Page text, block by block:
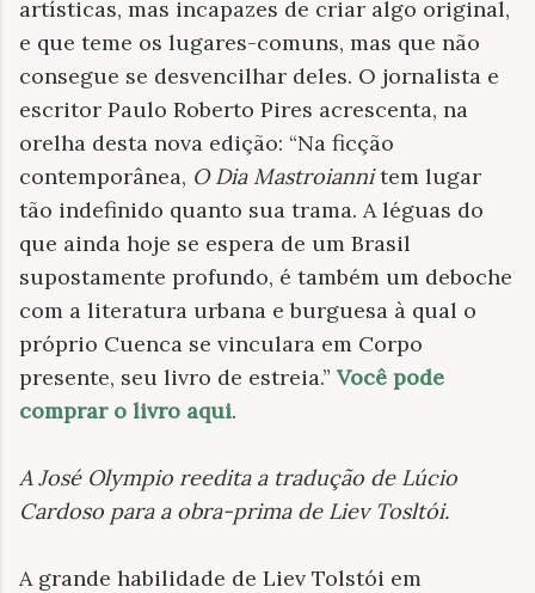
artísticas, mas incapazes de criar algo original,
e que teme os lugares-comuns, mas que não
consegue se desvencilhar deles. O jornalista e
escritor Paulo Roberto Pires acrescenta, na
orelha desta nova edição: “Na ficção
contemporânea, O Dia Mastroiannitem lugar
tão indefinido quanto sua trama. A léguas do
que ainda hoje se espera de um Brasil
supostamente profundo, é também um deboche
com a literatura urbana e burguesa à qual o
próprio Cuenca se vinculara em Corpo
presente, seu livro de estreia.” Você pode
comprar o livro aqui.
A José Olympio reedita a tradução de Lúcio
Cardoso para a obra-prima de Liev Tosltói.
A grande habilidade de Liev Tolstói em